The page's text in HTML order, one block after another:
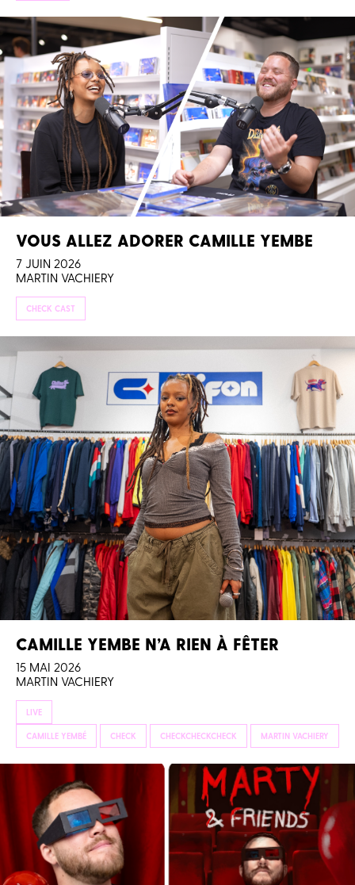
VOUS ALLEZ ADORER CAMILLE YEMBE
7 JUIN 2026
MARTIN VACHIERY
CHECK CAST
CAMILLE YEMBE N’A RIEN À FÊTER
15 MAI 2026
MARTIN VACHIERY
LIVE
CAMILLE YEMBÉ CHECK CHECKCHECKCHECK MARTIN VACHIERY